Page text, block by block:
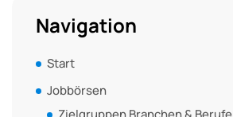
Navigation
Start
Jobbörsen